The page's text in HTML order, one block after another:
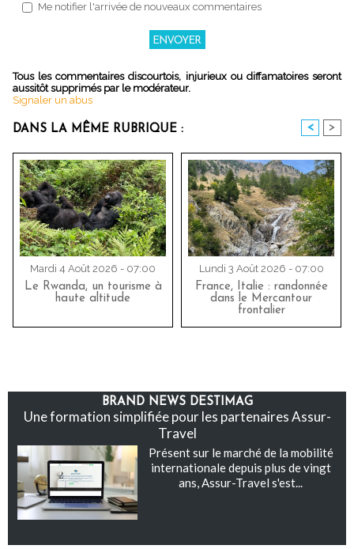
Me notifier l'arrivée de nouveaux commentaires
Tous les commentaires discourtois, injurieux ou diffamatoires seront
aussitôt supprimés par le modérateur.
Signaler un abus
DANS LA MÊME RUBRIQUE : < >
Mardi 4 Août 2026 - 07:00
Le Rwanda, un tourisme à
haute altitude
Lundi 3 Août 2026 - 07:00
France, Italie : randonnée
dans le Mercantour
frontalier
BRAND NEWS DESTIMAG
Une formation simplifiée pour les partenaires Assur-
Travel
Présent sur le marché de la mobilité
internationale depuis plus de vingt
ans, Assur-Travel s'est...